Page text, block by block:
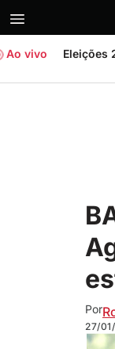
Ao vivo Eleições
Por
27/